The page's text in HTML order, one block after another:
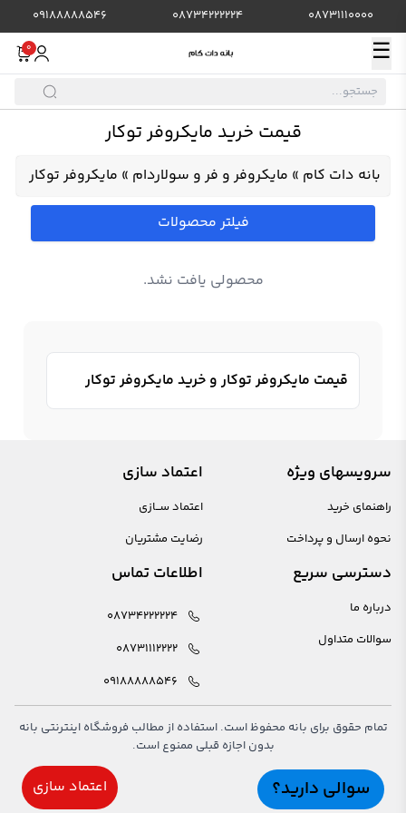
08731110000
08734222224
09188888546
☰
0
قیمت خرید مایکروفر توکار
بانه دات کام » مایکروفر و فر و سولاردام » مایکروفر توکار
فیلتر محصولات
محصولی یافت نشد.
قیمت مایکروفر توکار و خرید مایکروفر توکار
سرویسهای ویژه
راهنمای خرید
نحوه ارسال و پرداخت
اعتماد سازی
اعتماد ســازی
رضایت مشتریان
دسترسی سریع
درباره ما
سوالات متداول
اطلاعات تماس
08734222224
08731112222
09188888546
سوالی دارید؟ اعتماد سازی
تمام حقوق برای بانه محفوظ است. استفاده از مطالب فروشگاه اینترنتی بانه
بدون اجازه قبلی ممنوع است.